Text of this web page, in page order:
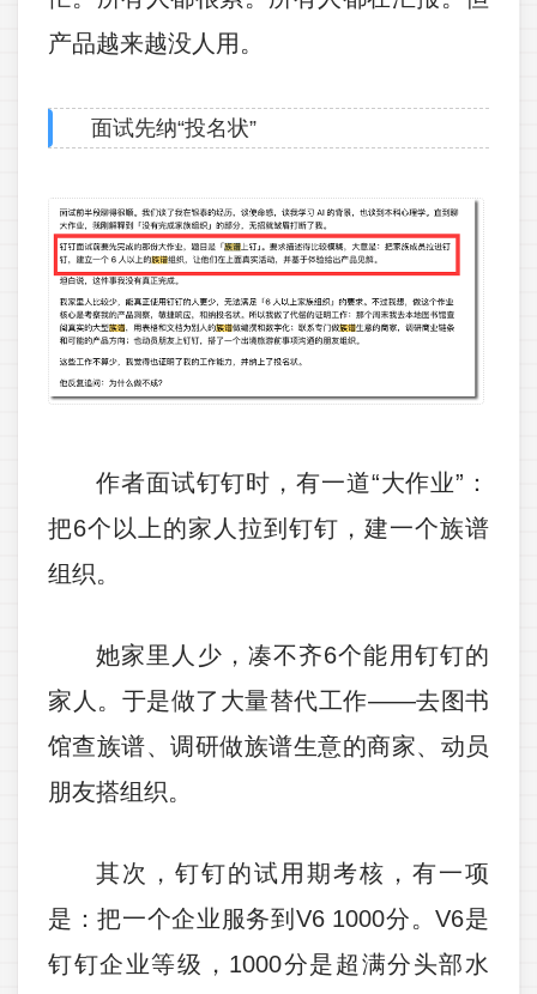
产品越来越没人用。
面试先纳“投名状”
作者面试钉钉时，有一道“大作业”：
把6个以上的家人拉到钉钉，建一个族谱
组织。
她家里人少，凑不齐6个能用钉钉的
家人。于是做了大量替代工作——去图书
馆查族谱、调研做族谱生意的商家、动员
朋友搭组织。
其次，钉钉的试用期考核，有一项
是：把一个企业服务到V6 1000分。V6是
钉钉企业等级，1000分是超满分头部水